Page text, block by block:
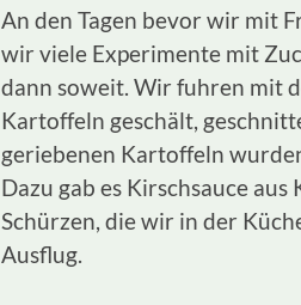
An den Tagen bevor wir mit
wir viele Experimente mit
dann soweit. Wir fuhren mit
Kartoffeln geschält,
geriebenen Kartoffeln
Dazu gab es Kirschsauce
Schürzen, die wir in der
Ausflug.